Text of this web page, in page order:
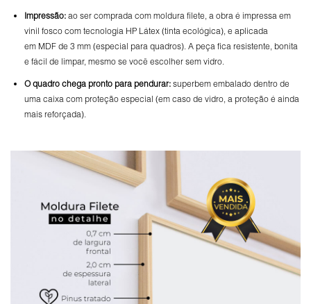
Impressão: ao ser comprada com moldura filete, a obra é impressa em
vinil fosco com tecnologia HP Látex (tinta ecológica), e aplicada
em MDF de 3 mm (especial para quadros). A peça fica resistente, bonita
e fácil de limpar, mesmo se você escolher sem vidro.
Oquadro chega pronto para pendurar: superbem embalado dentro de
uma caixa com proteção especial (em caso de vidro, a proteção é ainda
mais reforçada).